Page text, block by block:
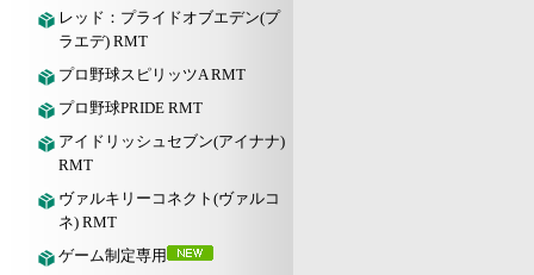
レッド：プライドオブエデン(プ
ラエデ) RMT
プロ野球スピリッツA RMT
プロ野球PRIDE RMT
アイドリッシュセブン(アイナナ)
RMT
ヴァルキリーコネクト(ヴァルコ
ネ) RMT
ゲーム制定専用